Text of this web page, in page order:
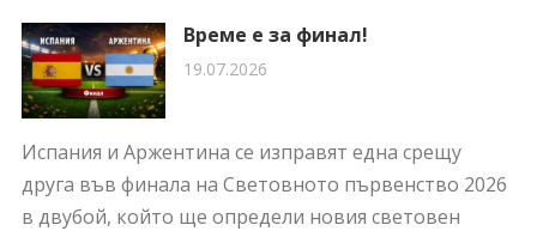
Време е за финал!
19.07.2026
Испания и Аржентина се изправят една срещу
друга във финала на Световното първенство 2026
в двубой, който ще определи новия световен